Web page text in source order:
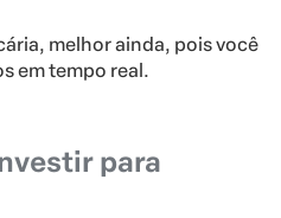
melhor ainda, pois você
em tempo real.
para